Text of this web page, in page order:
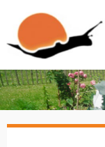
contenuto